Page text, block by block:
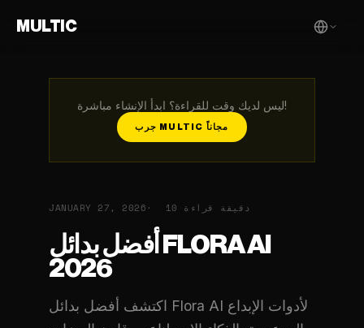
MULTIC
ليس لديك وقت للقراءة؟ ابدأ الإنشاء مباشرة!
جرب MULTIC مجاناً
JANUARY 27, 2026 10 دقيقة قراءة
أفضل بدائل FLORA AI
2026
اكتشف أفضل بدائل Flora AI لأدوات الإبداع